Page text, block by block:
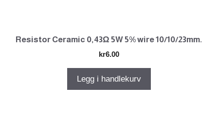
Resistor Ceramic 0,43Ω 5W 5% wire 10/10/23mm.
kr6.00
Legg i handlekurv